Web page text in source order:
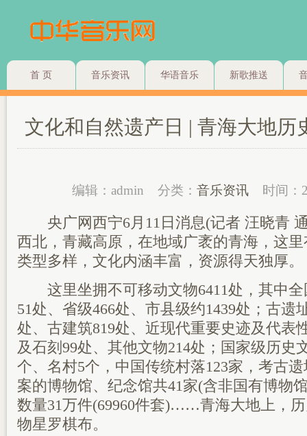
首 页 音乐资讯 华语音乐 新歌推送
文化和自然遗产日 | 青海大地历
编辑：admin 分类： 音乐资讯 时间：
央广网西宁6月11日消息(记者 汪晓青
西北，青藏高原，在地域广袤的青海，这
类型多样，文化内涵丰富，资源得天独厚。
这里坐拥不可移动文物6411处，其中全
51处、省级466处、市县级约1439处；古遗
处、古建筑819处、近现代重要史迹及代表
及石刻99处、其他文物214处；国家级历史
个、名村5个，中国传统村落123家，考古
案的博物馆、纪念馆共41家(含非国有博物
数量31万件(69960件套)……青海大地上，
物星罗棋布。